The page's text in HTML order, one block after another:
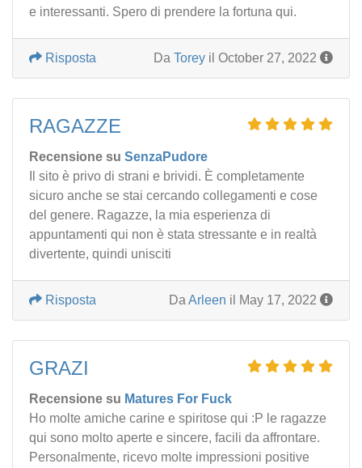
e interessanti. Spero di prendere la fortuna qui.
Da Torey il October 27, 2022
Risposta
RAGAZZE
Recensione su SenzaPudore
Il sito è privo di strani e brividi. È completamente
sicuro anche se stai cercando collegamenti e cose
del genere. Ragazze, la mia esperienza di
appuntamenti qui non è stata stressante e in realtà
divertente, quindi unisciti
Da Arleen il May 17, 2022
Risposta
GRAZI
Recensione su Matures For Fuck
Ho molte amiche carine e spiritose qui :P le ragazze
qui sono molto aperte e sincere, facili da affrontare.
Personalmente, ricevo molte impressioni positive